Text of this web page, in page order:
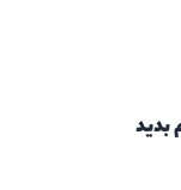
بدید